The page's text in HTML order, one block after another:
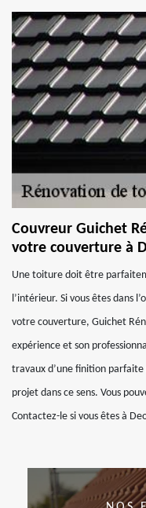
Couvreur Guichet
votre couverture à
Une toiture doit être
l’intérieur. Si vous êtes dans
votre couverture, Guichet
expérience et son
travaux d’une finition parfaite
projet dans ce sens. Vous
Contactez-le si vous êtes à